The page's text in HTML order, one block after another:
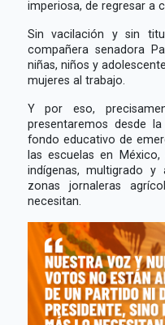
imperiosa, de regresar a
Sin vacilación y sin
compañera senadora
niñas, niños y
mujeres al trabajo.
Y por eso,
presentaremos desde
fondo educativo de
las escuelas en
indígenas, multigrado y
zonas jornaleras
necesitan.